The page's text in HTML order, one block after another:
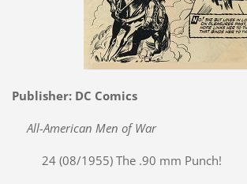
Publisher: DC Comics
All-American Men of War
24 (08/1955) The .90 mm Punch!